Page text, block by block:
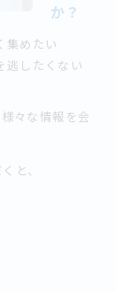
か？
集めたい
逃したくない
々な情報を会
と、